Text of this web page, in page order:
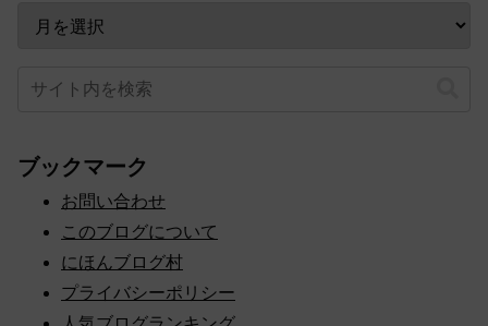
ブックマーク
お問い合わせ
このブログについて
にほんブログ村
プライバシーポリシー